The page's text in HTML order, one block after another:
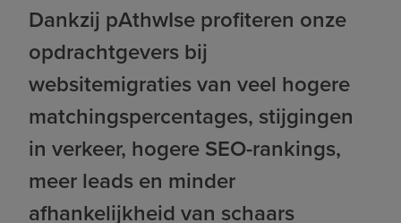
Dankzij pAthwIse profiteren onze
opdrachtgevers bij
websitemigraties van veel hogere
matchingspercentages, stijgingen
in verkeer, hogere SEO-rankings,
meer leads en minder
afhankelijkheid van schaars